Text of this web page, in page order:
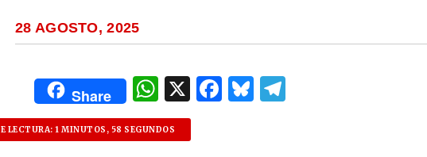
28 AGOSTO, 2025
Share
W
h
at
X F
B
LECTURA: 1 MINUTOS, 58 SEGUNDOS